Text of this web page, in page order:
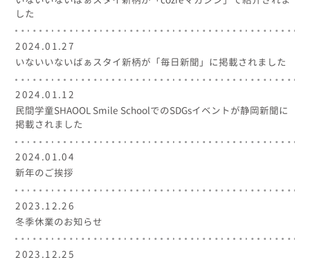
した
2024.01.27
いないいないばぁスタイ新柄が「毎日新聞」に掲載されました
2024.01.12
民間学童SHAOOL Smile SchoolでのSDGsイベントが静岡新聞に
掲載されました
2024.01.04
新年のご挨拶
2023.12.26
冬季休業のお知らせ
2023.12.25